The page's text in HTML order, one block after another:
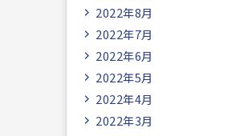
2022年8月
2022年7月
2022年6月
2022年5月
2022年4月
2022年3月